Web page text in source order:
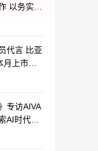
以务实行
代言 比亚
上市：
专访AIVA
AI时代汽